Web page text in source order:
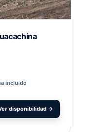
incluido
disponibilidad →